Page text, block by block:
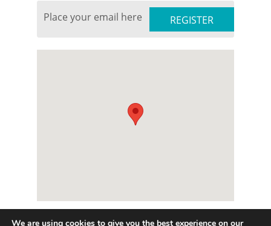
We are using cookies to give you the best experience on our